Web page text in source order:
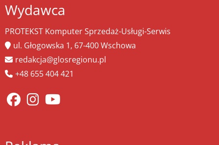
Wydawca
PROTEKST Komputer Sprzedaż-Usługi-Serwis
ul. Głogowska 1, 67-400 Wschowa
redakcja@glosregionu.pl
+48 655 404 421